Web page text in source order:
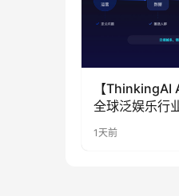
【
全球泛娱乐行
代，人到底负
1天前